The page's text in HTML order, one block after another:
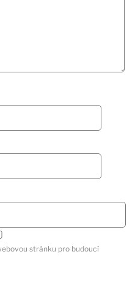
stránku pro budoucí